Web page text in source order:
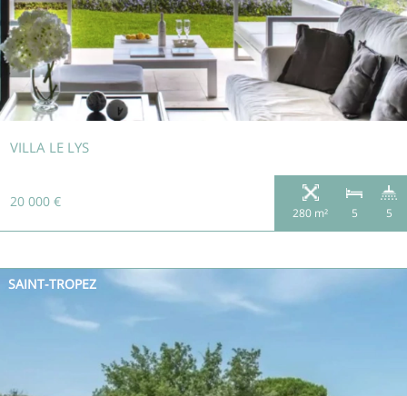
VILLA LE LYS
20 000 €
280 m² 5 5
SAINT-TROPEZ